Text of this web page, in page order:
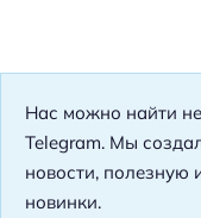
Нас можно найти
Telegram. Мы
новости,
новинки.